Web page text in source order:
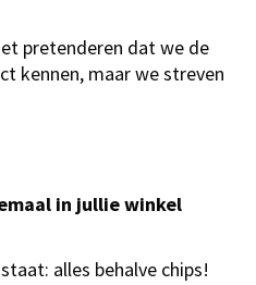
pretenderen dat we de
kennen, maar we streven
in jullie winkel
alles behalve chips!